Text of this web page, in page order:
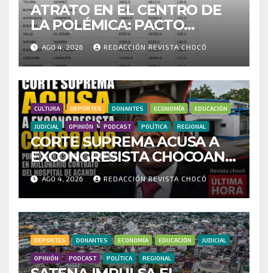
ATRATO EN EL CENTRO DE
LA POLÉMICA: PACTO
HISTÓRICO CUESTIONA
CENSO ELECTORAL Y PIDE
INVESTIGAR PRESUNTO
FRAUDE
AGO 4, 2026 REDACCIÓN REVISTA CHOCÓ
CULTURA DEPORTES DONANTES ECONOMÍA EDUCACIÓN
JUDICIAL OPINIÓN PODCAST POLÍTICA REGIONAL
CORTE SUPREMA ACUSA A
EXCONGRESISTA CHOCOANO
POR PRESUNTAS
IRREGULARIDADES EN
MILLONARIO CONTRATO
DEL HOSPITAL DE ACANDÍ
AGO 4, 2026 REDACCIÓN REVISTA CHOCÓ
DEPORTES DONANTES ECONOMÍA EDUCACIÓN JUDICIAL
OPINIÓN PODCAST POLÍTICA REGIONAL